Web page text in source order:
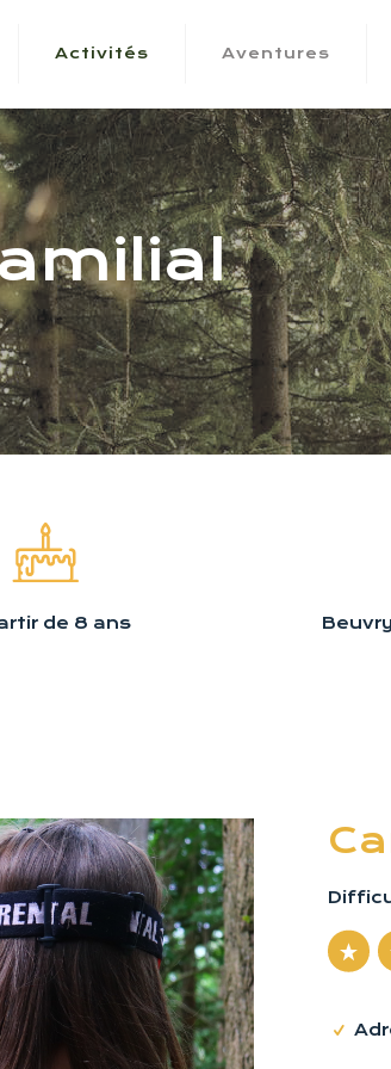
Activités Aventures
de 8 ans